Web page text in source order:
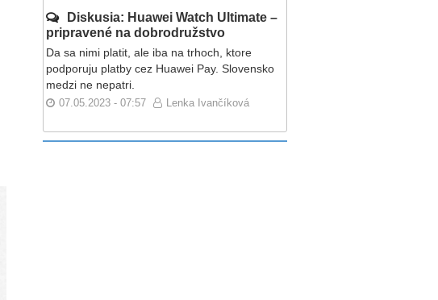
Diskusia: Huawei Watch Ultimate –
pripravené na dobrodružstvo
Da sa nimi platit, ale iba na trhoch, ktore
podporuju platby cez Huawei Pay. Slovensko
medzi ne nepatri.
07.05.2023 - 07:57 Lenka Ivančíková